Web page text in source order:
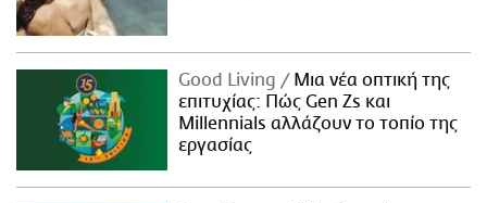
Good Living
Μια νέα οπτική της
επιτυχίας: Πώς Gen Zs και
Millennials αλλάζουν το τοπίο της
εργασίας